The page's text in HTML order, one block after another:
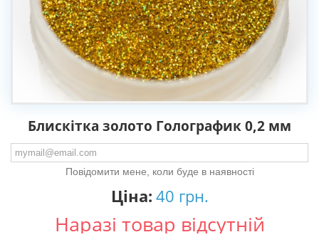
Блискітка золото Голографик 0,2 мм
Повідомити мене, коли буде в наявності
Ціна: 40 грн.
Наразі товар відсутній